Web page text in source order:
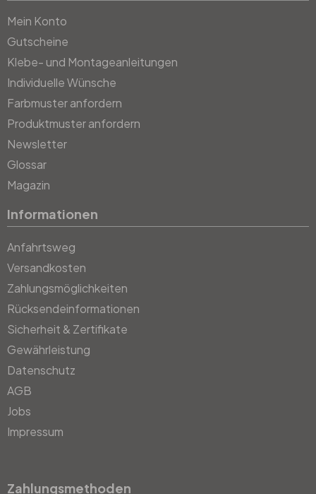
Mein Konto
Gutscheine
Klebe- und Montageanleitungen
Individuelle Wünsche
Farbmuster anfordern
Produktmuster anfordern
Newsletter
Glossar
Magazin
Informationen
Anfahrtsweg
Versandkosten
Zahlungsmöglichkeiten
Rücksendeinformationen
Sicherheit & Zertifikate
Gewährleistung
Datenschutz
AGB
Jobs
Impressum
Zahlungsmethoden